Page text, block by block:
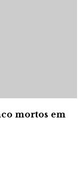
mortos em